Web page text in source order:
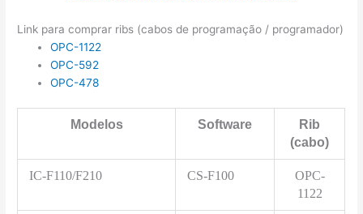
Link para comprar ribs (cabos de programação / programador)
OPC-1122
OPC-592
OPC-478
Modelos Software
Rib
(cabo)
IC-F110/F210 CS-F100
OPC-
1122